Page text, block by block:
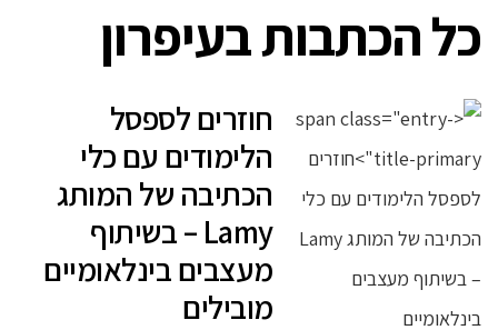
כל הכתבות בעיפרון
חוזרים לספסל
הלימודים עם כלי
הכתיבה של המותג
Lamy – בשיתוף
מעצבים בינלאומיים
מובילים